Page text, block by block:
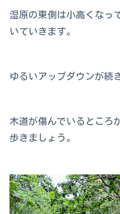
湿原の東側は小高くなっ
いていきます。
ゆるいアップダウンが続
木道が傷んでいるところ
歩きましょう。